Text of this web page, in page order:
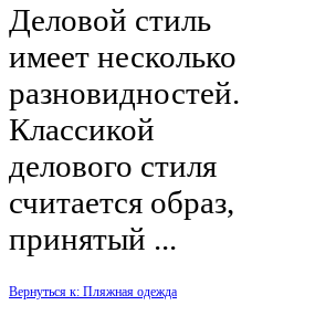
Деловой стиль
имеет несколько
разновидностей.
Классикой
делового стиля
считается образ,
принятый ...
Вернуться к: Пляжная одежда